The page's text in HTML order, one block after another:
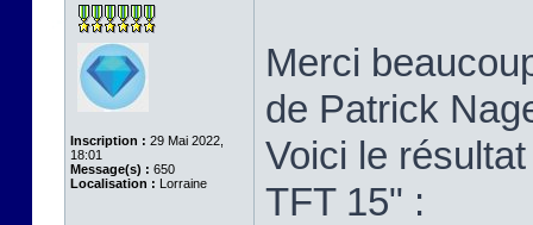
Inscription : 29 Mai 2022,
18:01
Message(s) : 650
Localisation : Lorraine
Merci
de Patrick
Voici le
TFT 15" :